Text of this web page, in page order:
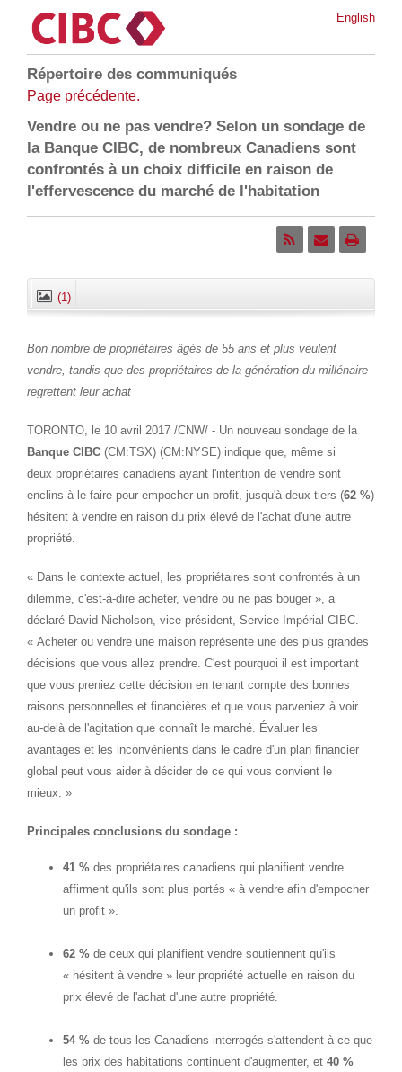
English
Répertoire des communiqués
Page précédente.
Vendre ou ne pas vendre? Selon un sondage de
la Banque CIBC, de nombreux Canadiens sont
confrontés à un choix difficile en raison de
l'effervescence du marché de l'habitation
(1)
Bon nombre de propriétaires âgés de 55 ans et plus veulent
vendre, tandis que des propriétaires de la génération du millénaire
regrettent leur achat
TORONTO, le 10 avril 2017 /CNW/ - Un nouveau sondage de la
Banque CIBC (CM:TSX) (CM:NYSE) indique que, même si
deux propriétaires canadiens ayant l'intention de vendre sont
enclins à le faire pour empocher un profit, jusqu'à deux tiers (62 %)
hésitent à vendre en raison du prix élevé de l'achat d'une autre
propriété.
« Dans le contexte actuel, les propriétaires sont confrontés à un
dilemme, c'est-à-dire acheter, vendre ou ne pas bouger », a
déclaré David Nicholson, vice-président, Service Impérial CIBC.
« Acheter ou vendre une maison représente une des plus grandes
décisions que vous allez prendre. C'est pourquoi il est important
que vous preniez cette décision en tenant compte des bonnes
raisons personnelles et financières et que vous parveniez à voir
au-delà de l'agitation que connaît le marché. Évaluer les
avantages et les inconvénients dans le cadre d'un plan financier
global peut vous aider à décider de ce qui vous convient le
mieux. »
Principales conclusions du sondage :
41 % des propriétaires canadiens qui planifient vendre
affirment qu'ils sont plus portés « à vendre afin d'empocher
un profit ».
62 %de ceux qui planifient vendre soutiennent qu'ils
« hésitent à vendre » leur propriété actuelle en raison du
prix élevé de l'achat d'une autre propriété.
54 %de tous les Canadiens interrogés s'attendent à ce que
les prix des habitations continuent d'augmenter, et40 %